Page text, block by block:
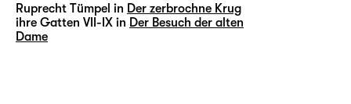
Ruprecht Tümpel in Der zerbrochne Krug
ihre Gatten VII-IX in Der Besuch der alten
Dame